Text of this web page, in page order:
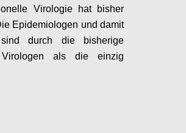
Virologie hat bisher
ie Epidemiologen und damit
durch die bisherige
Virologen als die einzig